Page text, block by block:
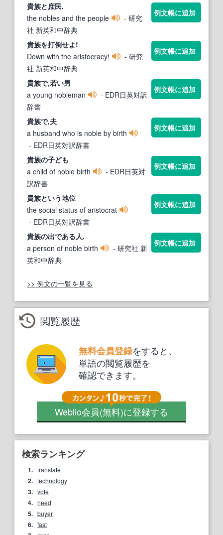
貴族と庶民.
the nobles and the people
- 研究
社 新英和中辞典
例文帳に追加
貴族を打倒せよ!
Down with the aristocracy!
- 研究
社 新英和中辞典
例文帳に追加
貴族で,若い男
a young nobleman
- EDR日英対訳
辞書
例文帳に追加
貴族で,夫
a husband who is noble by birth
- EDR日英対訳辞書
例文帳に追加
貴族の子ども
a child of noble birth
- EDR日英対
訳辞書
例文帳に追加
貴族という地位
the social status of aristocrat
- EDR日英対訳辞書
例文帳に追加
貴族の出である人.
a person of noble birth
- 研究社 新
英和中辞典
例文帳に追加
>> 例文の一覧を見る
閲覧履歴
無料会員登録をすると、
単語の閲覧履歴を
確認できます。
Weblio会員(無料)に登録する
検索ランキング
1. translate
2. technology
3. vote
4. need
5. buyer
6. fast